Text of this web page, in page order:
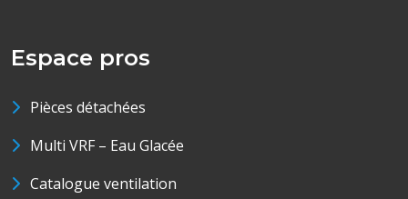
Espace pros
Pièces détachées
Multi VRF – Eau Glacée
Catalogue ventilation